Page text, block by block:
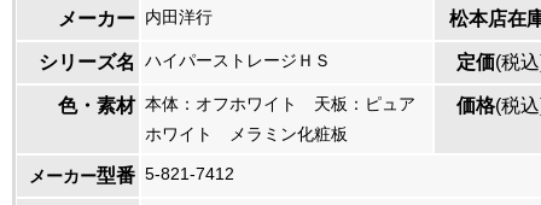
メーカー 内田洋行 松本店在
シリーズ名 ハイパーストレージＨＳ 定価(税
色・素材 本体：オフホワイト 天板：ピュア
ホワイト メラミン化粧板
価格(税
メーカー型番 5-821-7412